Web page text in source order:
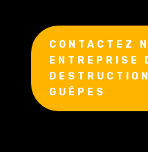
CONTACTEZ
ENTREPRISE
GUÊPES